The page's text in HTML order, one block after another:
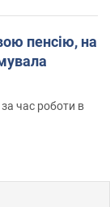
пенсію, на
час роботи в